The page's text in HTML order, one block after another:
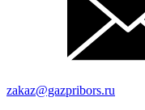
zakaz@gazpribors.ru